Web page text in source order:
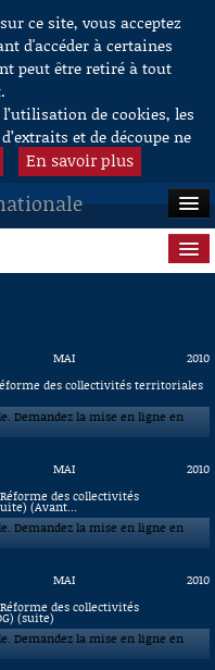
ce site, vous acceptez
d'accéder à certaines
peut être retiré à tout
l’utilisation de cookies, les
et de découpe ne
En savoir plus
Histoire
MAI
2010
des collectivités territoriales
Demandez la mise en ligne en
MAI
2010
des collectivités
(Avant...
Demandez la mise en ligne en
MAI
2010
des collectivités
(suite)
Demandez la mise en ligne en